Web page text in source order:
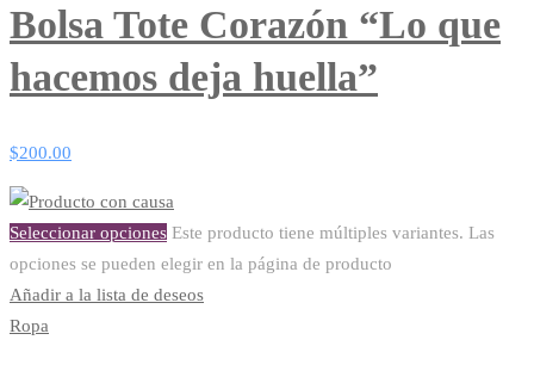
Bolsa Tote Corazón “Lo que
hacemos deja huella”
$200.00
Seleccionar opciones Este producto tiene múltiples variantes. Las
opciones se pueden elegir en la página de producto
Añadir a la lista de deseos
Ropa